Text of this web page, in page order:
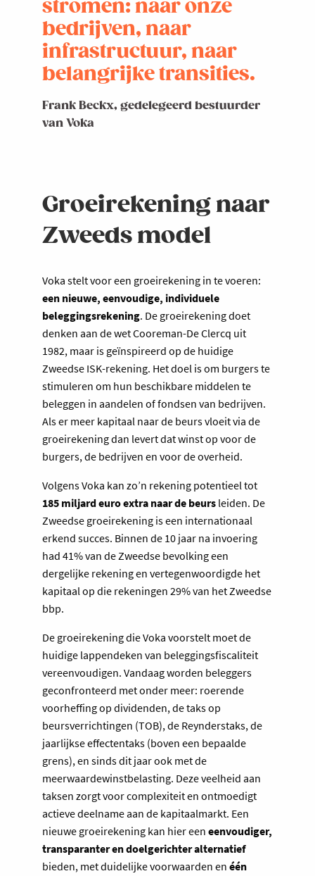
stromen: naar onze
bedrijven, naar
infrastructuur, naar
belangrijke transities.
Frank Beckx, gedelegeerd bestuurder
van Voka
Groeirekening naar
Zweeds model
Voka stelt voor een groeirekening in te voeren:
een nieuwe, eenvoudige, individuele
beleggingsrekening. De groeirekening doet
denken aan de wet Cooreman-De Clercq uit
1982, maar is geïnspireerd op de huidige
Zweedse ISK-rekening. Het doel is om burgers te
stimuleren om hun beschikbare middelen te
beleggen in aandelen of fondsen van bedrijven.
Als er meer kapitaal naar de beurs vloeit via de
groeirekening dan levert dat winst op voor de
burgers, de bedrijven en voor de overheid.
Volgens Voka kan zo’n rekening potentieel tot
185 miljard euro extra naar de beurs leiden. De
Zweedse groeirekening is een internationaal
erkend succes. Binnen de 10 jaar na invoering
had 41% van de Zweedse bevolking een
dergelijke rekening en vertegenwoordigde het
kapitaal op die rekeningen 29% van het Zweedse
bbp.
De groeirekening die Voka voorstelt moet de
huidige lappendeken van beleggingsfiscaliteit
vereenvoudigen. Vandaag worden beleggers
geconfronteerd met onder meer: roerende
voorheffing op dividenden, de taks op
beursverrichtingen (TOB), de Reynderstaks, de
jaarlijkse effectentaks (boven een bepaalde
grens), en sinds dit jaar ook met de
meerwaardewinstbelasting. Deze veelheid aan
taksen zorgt voor complexiteit en ontmoedigt
actieve deelname aan de kapitaalmarkt. Een
nieuwe groeirekening kan hier een eenvoudiger,
transparanter en doelgerichter alternatief
bieden, met duidelijke voorwaarden en één